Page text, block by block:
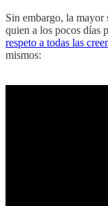
Sin embargo, la
quien a los pocos días
respeto a todas las
mismos: